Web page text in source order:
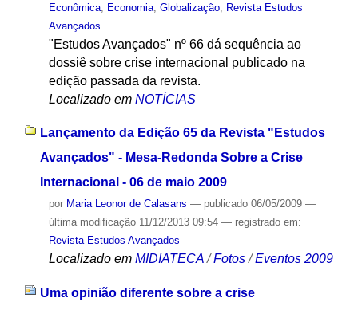
Econômica, Economia, Globalização, Revista Estudos
Avançados
"Estudos Avançados" nº 66 dá sequência ao
dossiê sobre crise internacional publicado na
edição passada da revista.
Localizado em NOTÍCIAS
Lançamento da Edição 65 da Revista "Estudos
Avançados" - Mesa-Redonda Sobre a Crise
Internacional - 06 de maio 2009
por Maria Leonor de Calasans — publicado06/05/2009 —
última modificação11/12/2013 09:54 — registrado em:
Revista Estudos Avançados
Localizado em MIDIATECA /Fotos /Eventos 2009
Uma opinião diferente sobre a crise